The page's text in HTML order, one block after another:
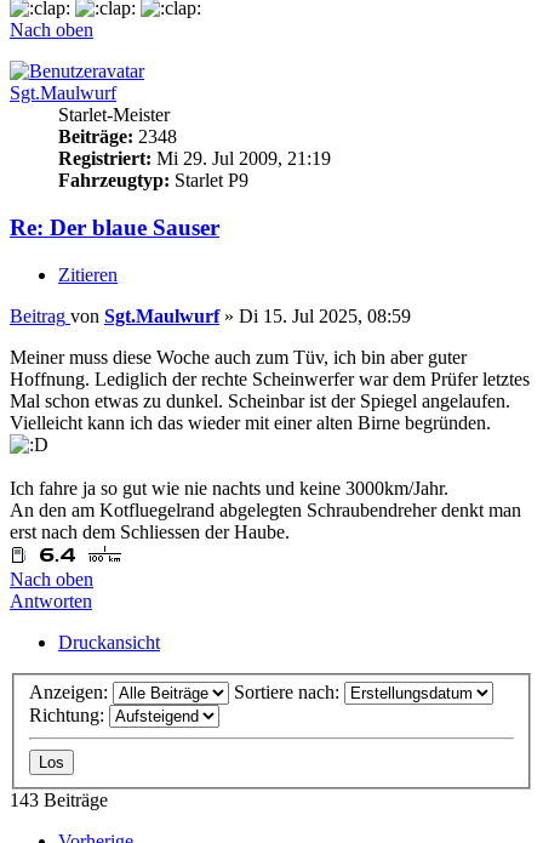
Nach oben
Sgt.Maulwurf
Starlet-Meister
Beiträge: 2348
Registriert: Mi 29. Jul 2009, 21:19
Fahrzeugtyp: Starlet P9
Re: Der blaue Sauser
Zitieren
Beitrag von Sgt.Maulwurf» Di 15. Jul 2025, 08:59
Meiner muss diese Woche auch zum Tüv, ich bin aber guter
Hoffnung. Lediglich der rechte Scheinwerfer war dem Prüfer letztes
Mal schon etwas zu dunkel. Scheinbar ist der Spiegel angelaufen.
Vielleicht kann ich das wieder mit einer alten Birne begründen.
Ich fahre ja so gut wie nie nachts und keine 3000km/Jahr.
An den am Kotfluegelrand abgelegten Schraubendreher denkt man
erst nach dem Schliessen der Haube.
Nach oben
Antworten
Druckansicht
Anzeigen:
Sortiere nach:
Richtung:
143 Beiträge